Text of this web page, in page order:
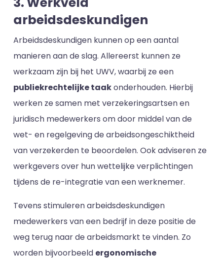
arbeidsdeskundigen
Arbeidsdeskundigen kunnen op een aantal
manieren aan de slag. Allereerst kunnen ze
werkzaam zijn bij het UWV, waarbij ze een
publiekrechtelijke taakonderhouden. Hierbij
werken ze samen met verzekeringsartsen en
juridisch medewerkers om door middel van de
wet- en regelgeving de arbeidsongeschiktheid
van verzekerden te beoordelen. Ook adviseren ze
werkgevers over hun wettelijke verplichtingen
tijdens de re-integratie van een werknemer.
Tevens stimuleren arbeidsdeskundigen
medewerkers van een bedrijf in deze positie de
weg terug naar de arbeidsmarkt te vinden. Zo
worden bijvoorbeeld ergonomische